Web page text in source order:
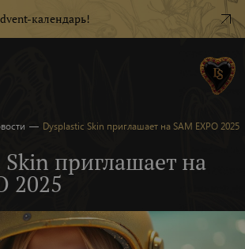
календарь!
— Dysplastic Skin приглашает на SAM EXPO 2025
приглашает на
2025